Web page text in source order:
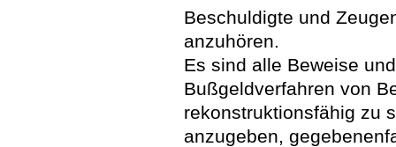
Beschuldigte und
anzuhören.
Es sind alle Beweise
Bußgeldverfahren von
rekonstruktionsfähig zu
anzugeben,